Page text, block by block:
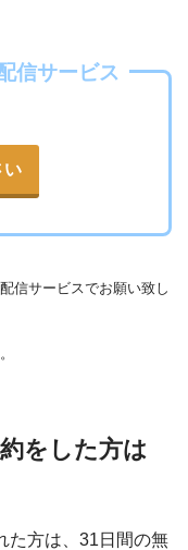
信サービス
い
信サービスでお願い致し
をした方は
た方は、31日間の無